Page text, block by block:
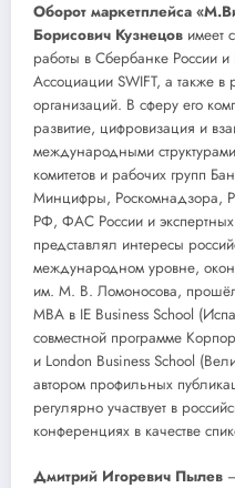
Оборот маркетплейса
Борисович Кузнецов имеет
работы в Сбербанке России
Ассоциации SWIFT, а также
организаций. В сферу его
развитие, цифровизация и
международными
комитетов и рабочих групп
Минцифры, Роскомнадзора,
РФ, ФАС России и
представлял интересы
международном уровне,
им. М. В. Ломоносова,
MBA в IE Business School
совместной программе
и London Business School
автором профильных
регулярно участвует в
конференциях в качестве
Дмитрий Игоревич Пылев